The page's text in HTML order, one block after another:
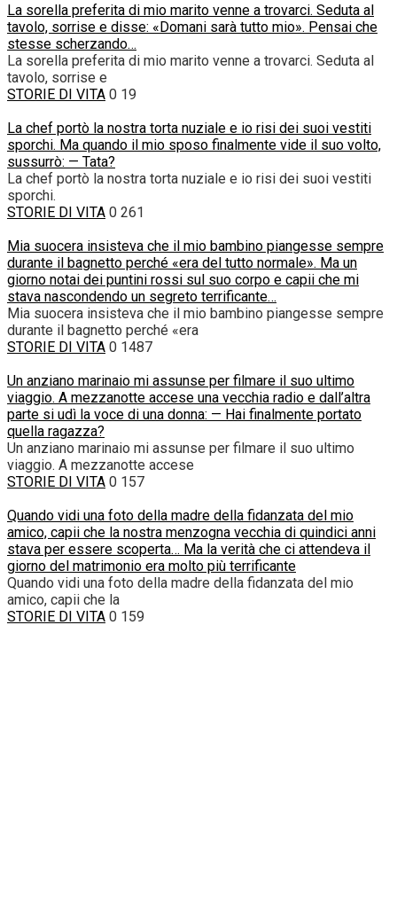
La sorella preferita di mio marito venne a trovarci. Seduta al
tavolo, sorrise e disse: «Domani sarà tutto mio». Pensai che
stesse scherzando…
La sorella preferita di mio marito venne a trovarci. Seduta al
tavolo, sorrise e
STORIE DI VITA 0 19
La chef portò la nostra torta nuziale e io risi dei suoi vestiti
sporchi. Ma quando il mio sposo finalmente vide il suo volto,
sussurrò: — Tata?
La chef portò la nostra torta nuziale e io risi dei suoi vestiti
sporchi.
STORIE DI VITA 0 261
Mia suocera insisteva che il mio bambino piangesse sempre
durante il bagnetto perché «era del tutto normale». Ma un
giorno notai dei puntini rossi sul suo corpo e capii che mi
stava nascondendo un segreto terrificante…
Mia suocera insisteva che il mio bambino piangesse sempre
durante il bagnetto perché «era
STORIE DI VITA 0 1487
Un anziano marinaio mi assunse per filmare il suo ultimo
viaggio. A mezzanotte accese una vecchia radio e dall’altra
parte si udì la voce di una donna: — Hai finalmente portato
quella ragazza?
Un anziano marinaio mi assunse per filmare il suo ultimo
viaggio. A mezzanotte accese
STORIE DI VITA 0 157
Quando vidi una foto della madre della fidanzata del mio
amico, capii che la nostra menzogna vecchia di quindici anni
stava per essere scoperta… Ma la verità che ci attendeva il
giorno del matrimonio era molto più terrificante
Quando vidi una foto della madre della fidanzata del mio
amico, capii che la
STORIE DI VITA 0 159